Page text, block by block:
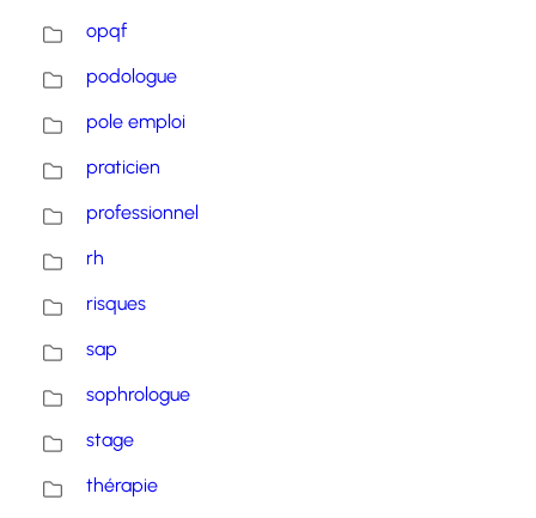
opqf
podologue
pole emploi
praticien
professionnel
rh
risques
sap
sophrologue
stage
thérapie